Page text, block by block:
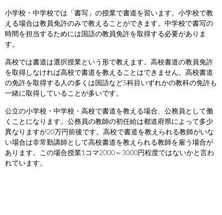
小学校・中学校では「書写」の授業で書道を習います。小学校で教
える場合は教員免許のみで教えることができます。中学校で書写の
時間を担当するためには国語の教員免許を取得する必要がありま
す。
高校では書道は選択授業という形で教えます。高校書道の教員免許
を取得しなければ高校で書道を教えることはできません。高校書道
の免許を取得する人の多くは国語など5科目いずれかの教科の免許も
一緒に取得していることが多いです。
公立の小学校・中学校・高校で書道を教える場合、公務員として働
くことになります。公務員の教師の初任給は都道府県によって多少
異なりますが20万円前後です。高校で書道を教えられる教師がいな
い場合は非常勤講師として高校書道を教えられる教師を雇う場合が
あります。この場合授業1コマ2000～3000円程度ではないかと言わ
れています。